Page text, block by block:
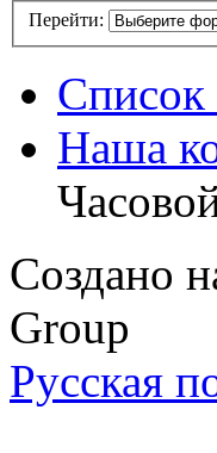
Перейти:
Наша
Создано
Group
Русская